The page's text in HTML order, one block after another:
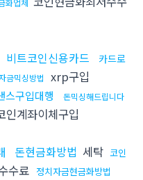
화업체
비트코인신용카드
카드로
금믹싱방법 xrp구입
스구입대행
돈믹싱해드립니다
인계좌이체구입
돈현금화방법 세탁 코인
수료 정치자금현금화방법